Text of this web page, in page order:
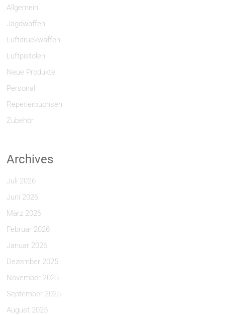
Allgemein
Jagdwaffen
Luftdruckwaffen
Luftpistolen
Neue Produkte
Personal
Repetierbüchsen
Zubehör
Archives
Juli 2026
Juni 2026
März 2026
Februar 2026
Januar 2026
Dezember 2025
November 2025
September 2025
August 2025